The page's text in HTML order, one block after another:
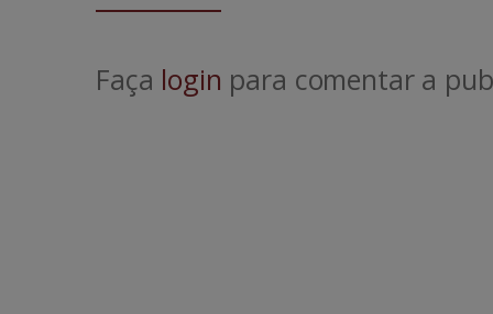
Faça login para comentar a